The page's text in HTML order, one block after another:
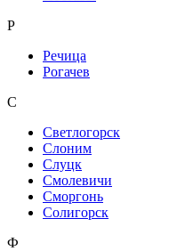
Р
Речица
Рогачев
С
Светлогорск
Слоним
Слуцк
Смолевичи
Сморгонь
Солигорск
Ф